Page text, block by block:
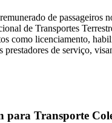
de passageiros
de Transportes
como licenciamento,
de serviço,
para Transporte